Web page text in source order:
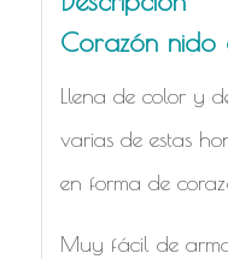
Corazón
Llena de color y
varias de estas
en forma de
Muy fácil de